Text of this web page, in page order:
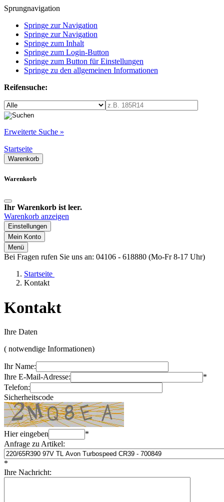
Sprungnavigation
Springe zur Navigation
Springe zur Navigation
Springe zum Inhalt
Springe zum Login-Button
Springe zum Button für Einstellungen
Springe zu den allgemeinen Informationen
Reifensuche:
Erweiterte Suche »
Startseite
Warenkorb
Warenkorb
Ihr Warenkorb ist leer.
Warenkorb anzeigen
Einstellungen
Mein Konto
Menü
Bei Fragen rufen Sie uns an: 04106 - 618880 (Mo-Fr 8-17 Uhr)
Startseite
Kontakt
Kontakt
Ihre Daten
( notwendige Informationen)
Ihr Name:
Ihre E-Mail-Adresse:
*
Telefon:
Sicherheitscode
Hier eingeben
*
Anfrage zu Artikel:
*
Ihre Nachricht: